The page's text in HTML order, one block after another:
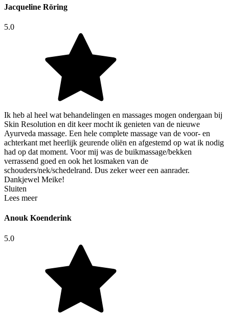
Jacqueline Röring
5.0
Ik heb al heel wat behandelingen en massages mogen ondergaan bij
Skin Resolution en dit keer mocht ik genieten van de nieuwe
Ayurveda massage. Een hele complete massage van de voor- en
achterkant met heerlijk geurende oliën en afgestemd op wat ik nodig
had op dat moment. Voor mij was de buikmassage/bekken
verrassend goed en ook het losmaken van de
schouders/nek/schedelrand. Dus zeker weer een aanrader.
Dankjewel Meike!
Sluiten
Lees meer
Anouk Koenderink
5.0